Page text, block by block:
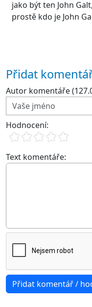
jako být ten John
prostě kdo je John
Přidat
Autor komentáře
Hodnocení:
Text komentáře: